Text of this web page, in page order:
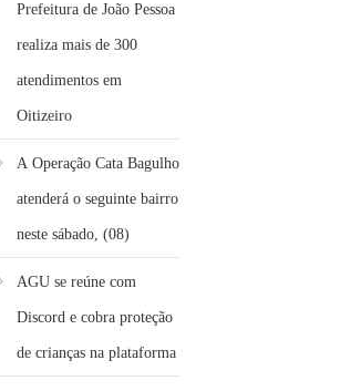
Prefeitura de João Pessoa
realiza mais de 300
atendimentos em
Oitizeiro
A Operação Cata Bagulho
atenderá o seguinte bairro
neste sábado, (08)
AGU se reúne com
Discord e cobra proteção
de crianças na plataforma